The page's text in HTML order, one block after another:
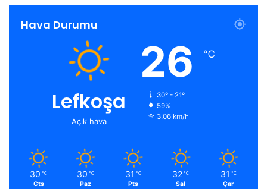
Hava Durumu
Lefkoşa
Açık hava
26 ℃
30º - 21º
59%
3.06 km/h
30 ℃
Cts
30 ℃
Paz
31 ℃
Pts
32 ℃
Sal
31 ℃
Çar